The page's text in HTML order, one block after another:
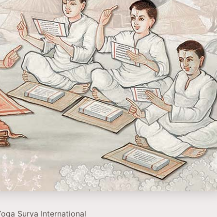
Surya International